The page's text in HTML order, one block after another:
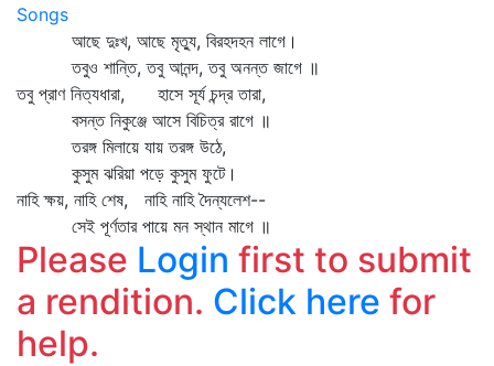
Songs
আছে দুঃখ, আছে মৃত্যু, বিরহদহন লাগে।
তবুও শান্তি, তবু আনন্দ, তবু অনন্ত জাগে ॥
তবু প্রাণ নিত্যধারা, হাসে সূর্য চন্দ্র তারা,
বসন্ত নিকুঞ্জে আসে বিচিত্র রাগে ॥
তরঙ্গ মিলায়ে যায় তরঙ্গ উঠে,
কুসুম ঝরিয়া পড়ে কুসুম ফুটে।
নাহি ক্ষয়, নাহি শেষ, নাহি নাহি দৈন্যলেশ--
সেই পূর্ণতার পায়ে মন স্থান মাগে ॥
Please Login first to submit
a rendition. Click here for
help.